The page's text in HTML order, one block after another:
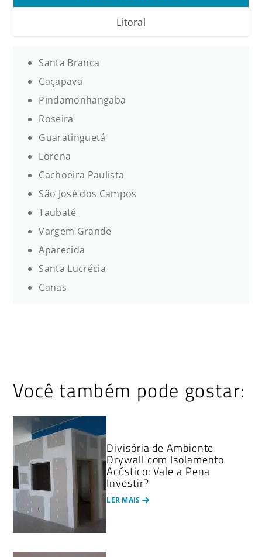
Litoral
Santa Branca
Caçapava
Pindamonhangaba
Roseira
Guaratinguetá
Lorena
Cachoeira Paulista
São José dos Campos
Taubaté
Vargem Grande
Aparecida
Santa Lucrécia
Canas
Você também pode gostar:
Divisória de Ambiente
Drywall com Isolamento
Acústico: Vale a Pena
Investir?
LER MAIS